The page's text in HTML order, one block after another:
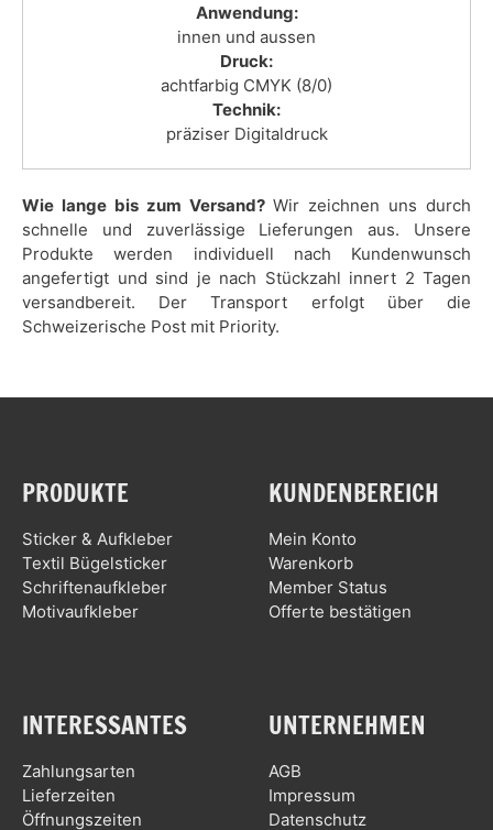
Anwendung:
innen und aussen
Druck:
achtfarbig CMYK (8/0)
Technik:
präziser Digitaldruck
Wie lange bis zum Versand?Wir zeichnen uns durch
schnelle und zuverlässige Lieferungen aus. Unsere
Produkte werden individuell nach Kundenwunsch
angefertigt und sind je nach Stückzahl innert 2 Tagen
versandbereit. Der Transport erfolgt über die
Schweizerische Post mit Priority.
PRODUKTE
Sticker & Aufkleber
Textil Bügelsticker
Schriftenaufkleber
Motivaufkleber
KUNDENBEREICH
Mein Konto
Warenkorb
Member Status
Offerte bestätigen
INTERESSANTES
Zahlungsarten
Lieferzeiten
Öffnungszeiten
UNTERNEHMEN
AGB
Impressum
Datenschutz